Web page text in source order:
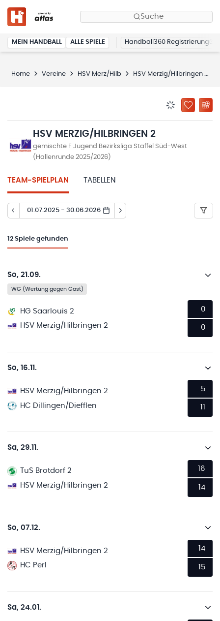
Suche
MEIN HANDBALL ALLE SPIELE Handball360 Registrierung
Home Vereine HSV Merz/Hilb HSV Merzig/Hilbringen 2
ZU
HSV MERZIG/HILBRINGEN 2
gemischte F Jugend Bezirksliga Staffel Süd-West
(Hallenrunde 2025/2026)
TEAM-SPIELPLAN TABELLEN
01.07.2025 - 30.06.2026
12 Spiele gefunden
So, 21.09.
WG (Wertung gegen Gast)
HG Saarlouis 2
HSV Merzig/Hilbringen 2
0
0
So, 16.11.
HSV Merzig/Hilbringen 2
HC Dillingen/Diefflen
5
Sa, 29.11.
TuS Brotdorf 2
HSV Merzig/Hilbringen 2
16
14
So, 07.12.
HSV Merzig/Hilbringen 2
HC Perl
14
15
Sa, 24.01.